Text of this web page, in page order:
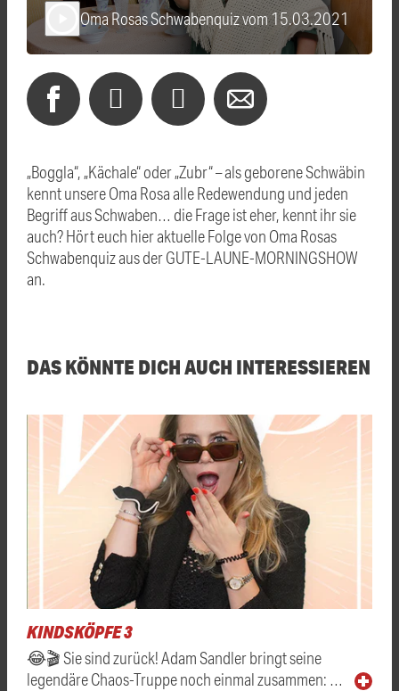
Oma Rosas Schwabenquiz vom 15.03.2021
„Boggla“, „Kächale“ oder „Zubr“ – als geborene Schwäbin
kennt unsere Oma Rosa alle Redewendung und jeden
Begriff aus Schwaben… die Frage ist eher, kennt ihr sie
auch? Hört euch hier aktuelle Folge von Oma Rosas
Schwabenquiz aus der GUTE-LAUNE-MORNINGSHOW
an.
DAS KÖNNTE DICH AUCH INTERESSIEREN
KINDSKÖPFE 3
😂🎬 Sie sind zurück! Adam Sandler bringt seine
legendäre Chaos-Truppe noch einmal zusammen: …